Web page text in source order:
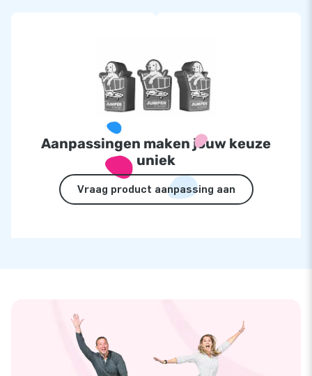
Aanpassingen maken jouw keuze
uniek
Vraag product aanpassing aan